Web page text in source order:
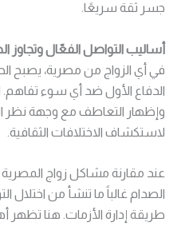
جسر ثقة سريعًا.
أساليب التواصل الفعّال وتجاوز
في أي الزواج من مصرية، يصبح
الدفاع الأول ضد أي سوء تفاهم.
وإظهار التعاطف مع وجهة نظر
لاستكشاف الاختلافات الثقافية.
عند مقارنة مشاكل زواج
الصدام غالباً ما تنشأ من اختلال
طريقة إدارة الأزمات. هنا